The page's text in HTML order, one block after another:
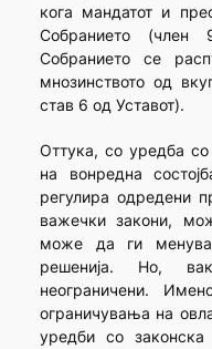
кога мандатот и
Собранието
Собранието се
мнозинството од
став 6 од Уставот).
Оттука, со уредба
на вонредна
регулира одредени
важечки закони,
може да ги
решенија. Но,
неограничени.
ограничувања на
уредби со